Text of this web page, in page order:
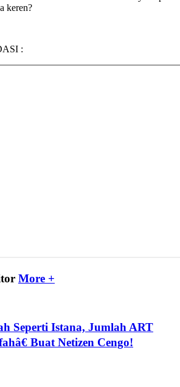
keren?
:
More +
Seperti Istana, Jumlah ART
Buat Netizen Cengo!